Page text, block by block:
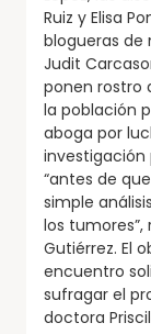
Ruiz y Elisa
blogueras de
Judit
ponen rostro
la población
aboga por
“antes de
simple
los
Gutiérrez. El
encuentro
sufragar el
doctora